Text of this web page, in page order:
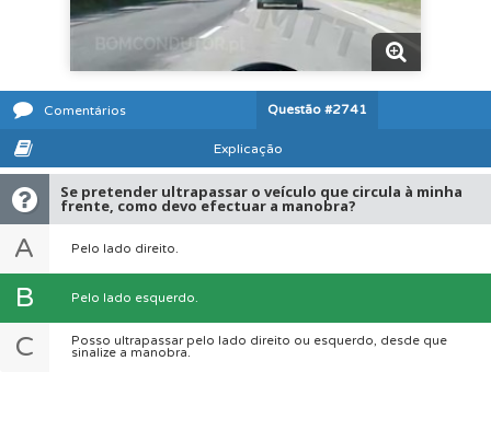
Comentários Questão #2741
Explicação
Se pretender ultrapassar o veículo que circula à minha
frente, como devo efectuar a manobra?
A Pelo lado direito.
B Pelo lado esquerdo.
C
Posso ultrapassar pelo lado direito ou esquerdo, desde que
sinalize a manobra.